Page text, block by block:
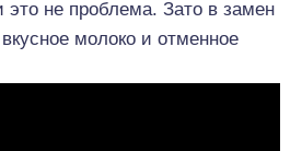
это не проблема. Зато в замен
молоко и отменное